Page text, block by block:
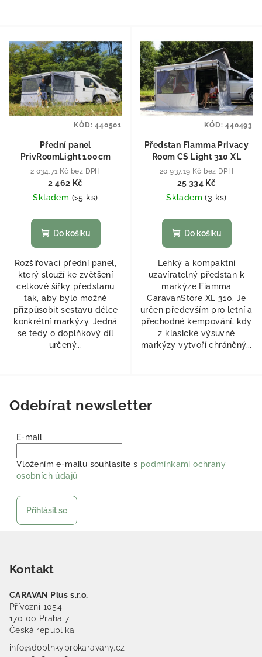
Přední panel
PrivRoomLight 100cm
2 034,71 Kč bez DPH
2 462 Kč
Skladem (>5 ks)
Do košíku
Rozšiřovací přední panel,
který slouží ke zvětšení
celkové šířky předstanu
tak, aby bylo možné
přizpůsobit sestavu délce
konkrétní markýzy. Jedná
se tedy o doplňkový díl
určený...
KÓD:440501
Předstan Fiamma Privacy
Room CS Light 310 XL
20 937,19 Kč bez DPH
25 334 Kč
Skladem(3 ks)
Do košíku
Lehký a kompaktní
uzavíratelný předstan k
markýze Fiamma
CaravanStore XL 310. Je
určen především pro letní a
přechodné kempování, kdy
z klasické výsuvné
markýzy vytvoří chráněný...
KÓD:440493
Odebírat newsletter
E-mail
Vložením e-mailu souhlasíte s podmínkami ochrany
osobních údajů
Přihlásit se
Kontakt
CARAVAN Plus s.r.o.
Přívozní 1054
170 00 Praha 7
Česká republika
info@doplnkyprokaravany.cz